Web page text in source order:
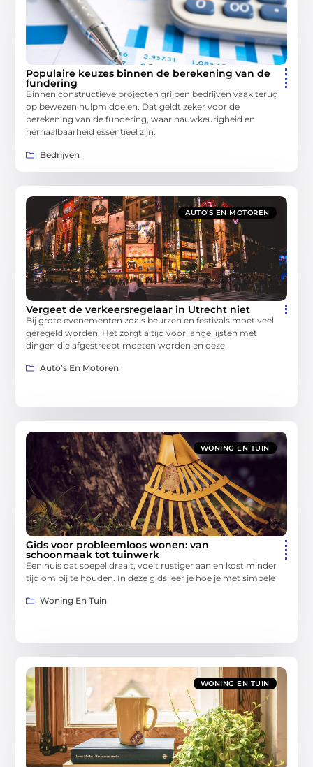
Populaire keuzes binnen de berekening van de
fundering
Binnen constructieve projecten grijpen bedrijven vaak terug
op bewezen hulpmiddelen. Dat geldt zeker voor de
berekening van de fundering, waar nauwkeurigheid en
herhaalbaarheid essentieel zijn.
Bedrijven
AUTO’S EN MOTOREN
Vergeet de verkeersregelaar in Utrecht niet
Bij grote evenementen zoals beurzen en festivals moet veel
geregeld worden. Het zorgt altijd voor lange lijsten met
dingen die afgestreept moeten worden en deze
Auto’s En Motoren
WONING EN TUIN
Gids voor probleemloos wonen: van
schoonmaak tot tuinwerk
Een huis dat soepel draait, voelt rustiger aan en kost minder
tijd om bij te houden. In deze gids leer je hoe je met simpele
Woning En Tuin
WONING EN TUIN